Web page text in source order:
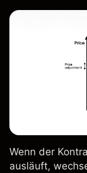
Wenn der
ausläuft,